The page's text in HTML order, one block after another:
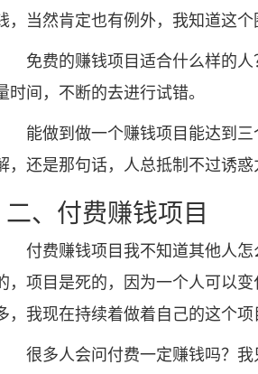
，当然肯定也有例外，我知道这个
免费的赚钱项目适合什么样的人
时间，不断的去进行试错。
能做到做一个赚钱项目能达到三
，还是那句话，人总抵制不过诱惑
二、付费赚钱项目
付费赚钱项目我不知道其他人怎
，项目是死的，因为一个人可以
，我现在持续着做着自己的这个项
很多人会问付费一定赚钱吗？我